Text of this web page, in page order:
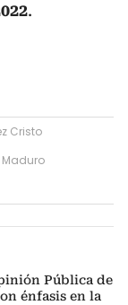
.
Cristo
Pública de
énfasis en la